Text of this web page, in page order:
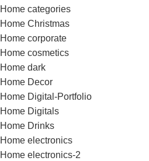
Home categories
Home Christmas
Home corporate
Home cosmetics
Home dark
Home Decor
Home Digital-Portfolio
Home Digitals
Home Drinks
Home electronics
Home electronics-2